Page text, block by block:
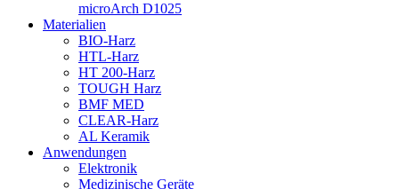
microArch D1025
Materialien
BIO-Harz
HTL-Harz
HT 200-Harz
TOUGH Harz
BMF MED
CLEAR-Harz
AL Keramik
Anwendungen
Elektronik
Medizinische Geräte